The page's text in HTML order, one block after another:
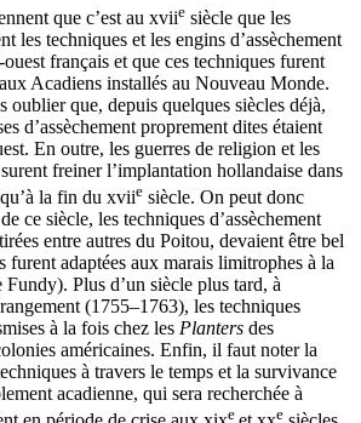
que c’est au xviie siècle que les
les techniques et les engins d’assèchement
français et que ces techniques furent
Acadiens installés au Nouveau Monde.
oublier que, depuis quelques siècles déjà,
d’assèchement proprement dites étaient
En outre, les guerres de religion et les
freiner l’implantation hollandaise dans
la fin du xviie siècle. On peut donc
ce siècle, les techniques d’assèchement
entre autres du Poitou, devaient être bel
furent adaptées aux marais limitrophes à la
Fundy). Plus d’un siècle plus tard, à
(1755–1763), les techniques
à la fois chez les Planters des
américaines. Enfin, il faut noter la
à travers le temps et la survivance
acadienne, qui sera recherchée à
e e